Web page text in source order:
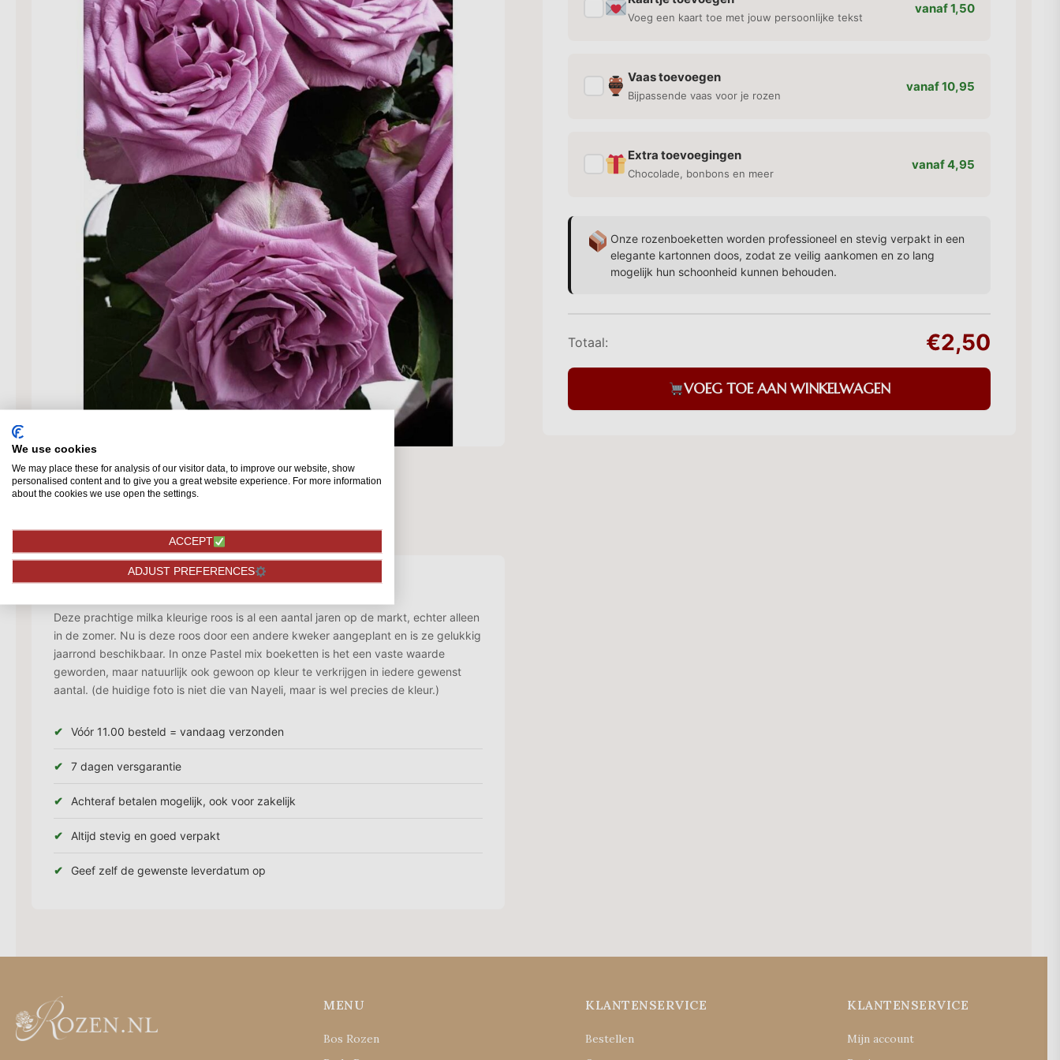
Omschrijving
Deze prachtige milka kleurige roos is al een aantal jaren op de markt, echter alleen
in de zomer. Nu is deze roos door een andere kweker aangeplant en is ze gelukkig
jaarrond beschikbaar. In onze Pastel mix boeketten is het een vaste waarde
geworden, maar natuurlijk ook gewoon op kleur te verkrijgen in iedere gewenst
aantal. (de huidige foto is niet die van Nayeli, maar is wel precies de kleur.)
Vóór 11.00 besteld = vandaag verzonden
7 dagen versgarantie
Achteraf betalen mogelijk, ook voor zakelijk
Altijd stevig en goed verpakt
Geef zelf de gewenste leverdatum op
Voeg een kaart toe met jouw persoonlijke tekst
vanaf 1,50
Vaas toevoegen
Bijpassende vaas voor je rozen
vanaf 10,95
Extra toevoegingen
Chocolade, bonbons en meer
vanaf 4,95
Onze rozenboeketten worden professioneel en stevig verpakt in een
elegante kartonnen doos, zodat ze veilig aankomen en zo lang
mogelijk hun schoonheid kunnen behouden.
Totaal: €2,50
VOEG TOE AAN WINKELWAGEN
MENU
Bos Rozen
KLANTENSERVICE
Bestellen
KLANTENSERVICE
Mijn account
We use cookies
We may place these for analysis of our visitor data, to improve our website, show
personalised content and to give you a great website experience. For more information
about the cookies we use open the settings.
ACCEPT
ADJUST PREFERENCES